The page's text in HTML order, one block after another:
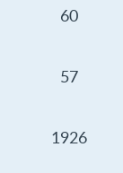
60
57
1926